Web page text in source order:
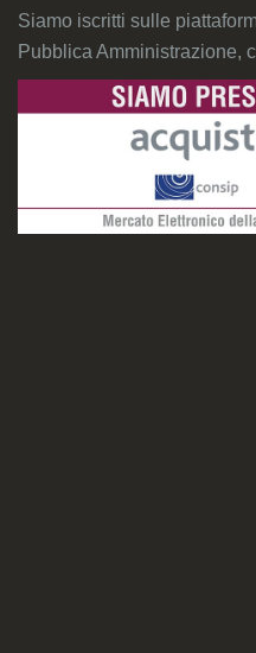
Siamo iscritti sulle
Pubblica Amministrazione,